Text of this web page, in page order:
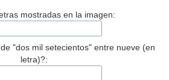
mostradas en la imagen:
"dos mil setecientos" entre nueve (en
letra)?: